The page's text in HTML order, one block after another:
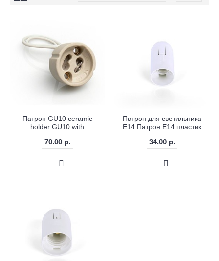
Патрон GU10 ceramic
holder GU10 with
70.00 р.
Патрон для светильника
E14 Патрон E14 пластик
34.00 р.